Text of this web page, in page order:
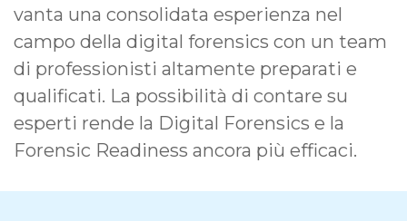
vanta una consolidata esperienza nel
campo della digital forensics con un team
di professionisti altamente preparati e
qualificati. La possibilità di contare su
esperti rende la Digital Forensics e la
Forensic Readiness ancora più efficaci.